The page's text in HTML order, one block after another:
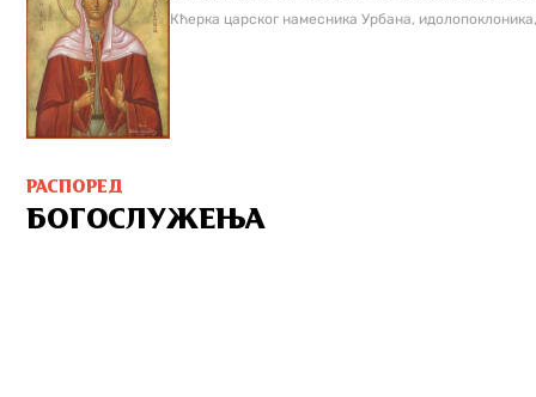
Кћерка царског намесника Урбана,
РАСПОРЕД
БОГОСЛУЖЕЊА